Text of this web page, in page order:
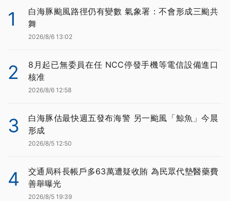
1
白海豚颱風路徑仍有變數 氣象署：不會形成三颱共
舞
2026/8/6 13:02
2
8月起已無委員在任 NCC停發手機等電信設備進口
核准
2026/8/6 12:58
3
白海豚估最快週五發布海警 另一颱風「鯨魚」今晨
形成
2026/8/5 12:50
4
交通局科長帳戶多63萬遭疑收賄 為民眾代墊醫藥費
善舉曝光
2026/8/5 19:39